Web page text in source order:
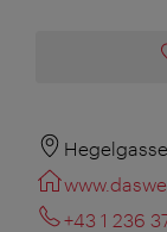
+43 1 236